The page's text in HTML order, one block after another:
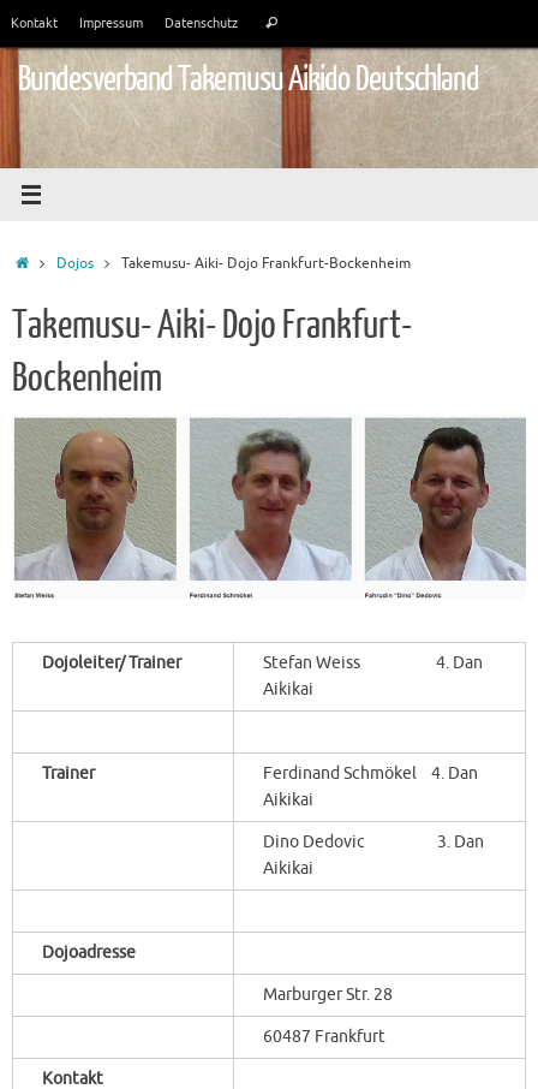
springen
Kontakt Impressum Datenschutz Suchen
Bundesverband Takemusu Aikido Deutschland
StartDojos Takemusu- Aiki- Dojo Frankfurt-Bockenheim
Takemusu- Aiki- Dojo Frankfurt-
Bockenheim
Dojoleiter/ Trainer
Stefan Weiss 4. Dan
Aikikai
Trainer
Ferdinand Schmökel 4. Dan
Aikikai
Dino Dedovic 3. Dan
Aikikai
Dojoadresse
Marburger Str. 28
60487 Frankfurt
Kontakt